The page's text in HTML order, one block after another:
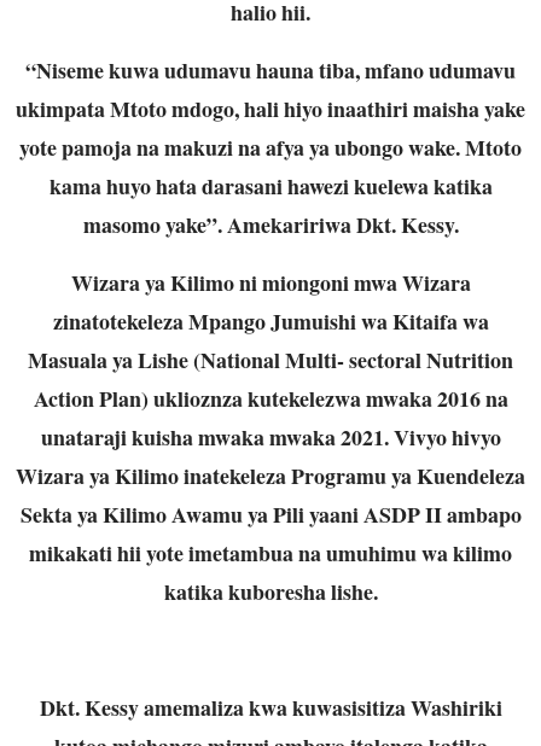
halio hii.
“Niseme kuwa udumavu hauna tiba, mfano udumavu
ukimpata Mtoto mdogo, hali hiyo inaathiri maisha yake
yote pamoja na makuzi na afya ya ubongo wake. Mtoto
kama huyo hata darasani hawezi kuelewa katika
masomo yake”. Amekaririwa Dkt. Kessy.
Wizara ya Kilimo ni miongoni mwa Wizara
zinatotekeleza Mpango Jumuishi wa Kitaifa wa
Masuala ya Lishe (National Multi- sectoral Nutrition
Action Plan) uklioznza kutekelezwa mwaka 2016 na
unataraji kuisha mwaka mwaka 2021. Vivyo hivyo
Wizara ya Kilimo inatekeleza Programu ya Kuendeleza
Sekta ya Kilimo Awamu ya Pili yaani ASDP II ambapo
mikakati hii yote imetambua na umuhimu wa kilimo
katika kuboresha lishe.
Dkt. Kessy amemaliza kwa kuwasisitiza Washiriki